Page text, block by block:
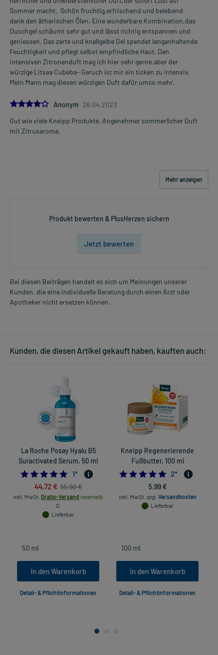
Sommer macht. Schön fruchtig,erfrischend und belebend
dank den ätherischen Ölen. Eine wunderbare Kombination,das
Duschgel schäumt sehr gut und lässt richtig entspannen und
geniessen. Das zarte und knallgelbe Gel spendet langanhaltende
Feuchtigkeit und pflegt selbst empfindliche Haut. Den
intensiven Zitronenduft mag ich hier sehr gerne,aber der
würzige Litsea Cubeba- Geruch ist mir ein ticken zu intensiv.
Mein Mann mag diesen würzigen Duft dafür umso mehr.
4.0Anonym 26.04.2023
Gut wie viele Kneipp Produkte. Angenehmer sommerlicher Duft
mit Zitrusaroma.
Mehr anzeigen
Produkt bewerten & PlusHerzen sichern
Jetzt bewerten
Bei diesen Beiträgen handelt es sich um Meinungen unserer
Kunden, die eine individuelle Beratung durch einen Arzt oder
Apotheker nicht ersetzen können.
Kunden, die diesen Artikel gekauft haben, kauften auch:
La Roche Posay Hyalu B5
Suractivated Serum, 50 ml
5.0
1*
44,72 € 55,90 €
inkl. MwSt. Gratis-Versand innerhalb
D.
Lieferbar
In den Warenkorb
Detail- & Pflichtinformationen
Kneipp Regenerierende
Fußbutter, 100 ml
5.0
2*
5,99 €
inkl. MwSt. zzgl. Versandkosten
Lieferbar
In den Warenkorb
Detail- & Pflichtinformationen